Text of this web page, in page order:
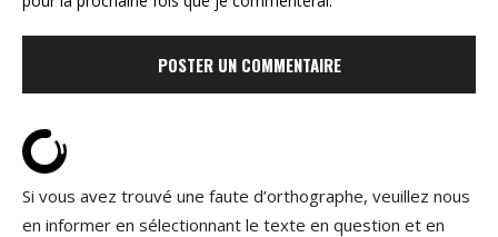
Si vous avez trouvé une faute d’orthographe, veuillez nous
en informer en sélectionnant le texte en question et en